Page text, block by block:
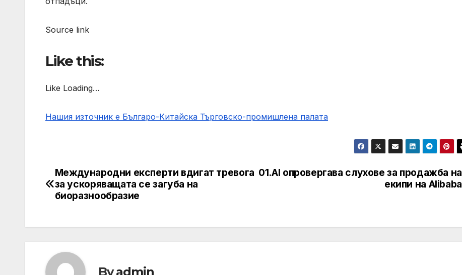
Source link
Like this:
Like Loading…
Нашия източник е Българо-Китайска Търговско-промишлена палaта
Post
navigation
01.AI опровергава слухове за продажба на
екипи на Alibaba
Международни експерти вдигат тревога
за ускоряващата се загуба на
биоразнообразие
Byadmin